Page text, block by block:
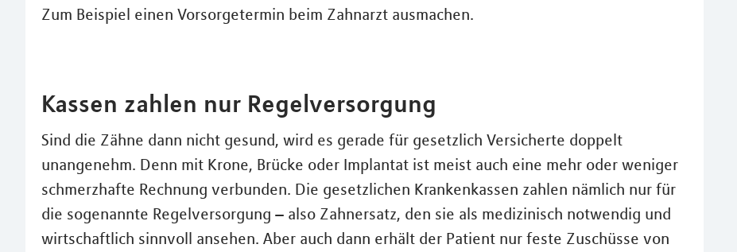
Zum Beispiel einen Vorsorgetermin beim Zahnarzt ausmachen.
Kassen zahlen nur Regelversorgung
Sind die Zähne dann nicht gesund, wird es gerade für gesetzlich Versicherte doppelt
unangenehm. Denn mit Krone, Brücke oder Implantat ist meist auch eine mehr oder weniger
schmerzhafte Rechnung verbunden. Die gesetzlichen Krankenkassen zahlen nämlich nur für
die sogenannte Regelversorgung – also Zahnersatz, den sie als medizinisch notwendig und
wirtschaftlich sinnvoll ansehen. Aber auch dann erhält der Patient nur feste Zuschüsse von